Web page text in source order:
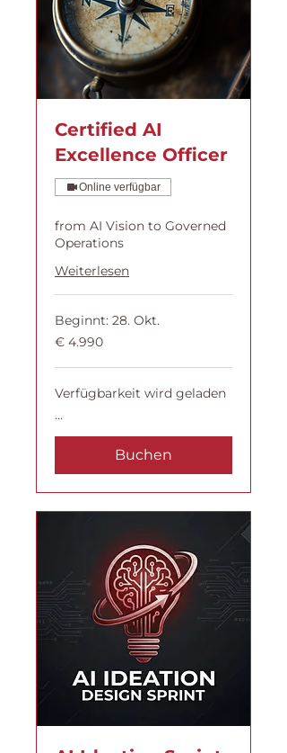
Certified AI
Excellence Officer
Online verfügbar
from AI Vision to Governed
Operations
Weiterlesen
Beginnt: 28. Okt.
4.990
Euro
€ 4.990
Verfügbarkeit wird geladen
...
Buchen